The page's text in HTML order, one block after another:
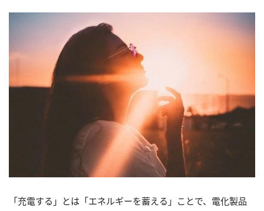
「充電する」とは「エネルギーを蓄える」ことで、電化製品